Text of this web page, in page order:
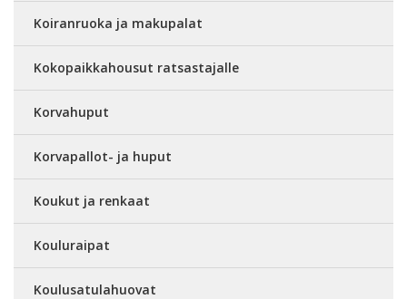
Koiranruoka ja makupalat
Kokopaikkahousut ratsastajalle
Korvahuput
Korvapallot- ja huput
Koukut ja renkaat
Kouluraipat
Koulusatulahuovat